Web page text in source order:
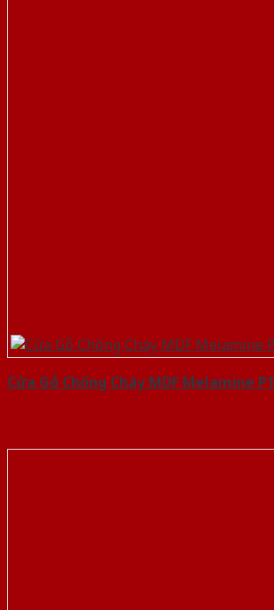
Cửa Gỗ Chống Cháy MDF Melamine P1